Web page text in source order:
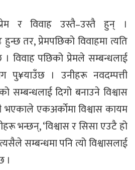
र विवाह उस्तै–उस्तै हुन् ।
हुन्छ तर, प्रेमपछिको विवाहमा त्यति
विवाह पछिको प्रेमले सम्बन्धलाई
पु¥याउँछ । उनीहरू नवदम्पत्ती
सम्बन्धलाई दिगो बनाउने विश्वास
एकअर्काेमा विश्वास कायम
भन्छन्, ‘विश्वास र सिसा एउटै हो
सम्बन्धमा पनि त्यो विश्वासलाई
।